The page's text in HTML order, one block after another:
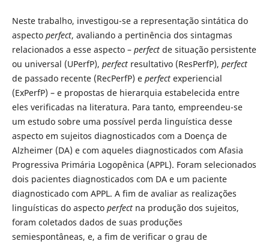
Neste trabalho, investigou-se a representação sintática do
aspecto perfect, avaliando a pertinência dos sintagmas
relacionados a esse aspecto – perfectde situação persistente
ou universal (UPerfP), perfectresultativo (ResPerfP), perfect
de passado recente (RecPerfP) e perfectexperiencial
(ExPerfP) – e propostas de hierarquia estabelecida entre
eles verificadas na literatura. Para tanto, empreendeu-se
um estudo sobre uma possível perda linguística desse
aspecto em sujeitos diagnosticados com a Doença de
Alzheimer (DA) e com aqueles diagnosticados com Afasia
Progressiva Primária Logopênica (APPL). Foram selecionados
dois pacientes diagnosticados com DA e um paciente
diagnosticado com APPL. A fim de avaliar as realizações
linguísticas do aspecto perfectna produção dos sujeitos,
foram coletados dados de suas produções
semiespontâneas, e, a fim de verificar o grau de